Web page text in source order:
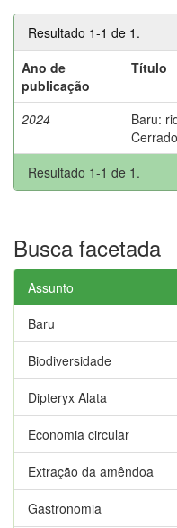
Resultado 1-1 de 1.
Ano de
publicação
Título
2024
Baru:
Resultado 1-1 de 1.
Busca facetada
Assunto
Baru
Biodiversidade
Dipteryx Alata
Economia circular
Extração da amêndoa
Gastronomia